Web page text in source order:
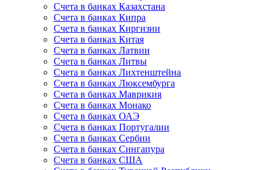
Счета в банках Казахстана
Счета в банках Кипра
Счета в банках Киргизии
Счета в банках Китая
Счета в банках Латвии
Счета в банках Литвы
Счета в банках Лихтенштейна
Счета в банках Люксембурга
Счета в банках Маврикия
Счета в банках Монако
Счета в банках ОАЭ
Счета в банках Португалии
Счета в банках Сербии
Счета в банках Сингапура
Счета в банках США